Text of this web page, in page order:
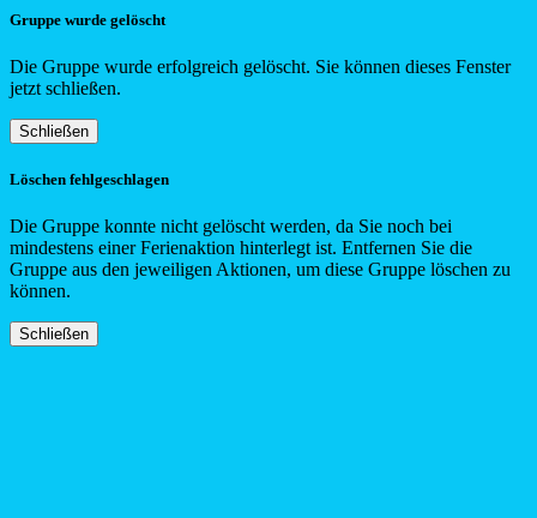
Gruppe wurde gelöscht
Die Gruppe wurde erfolgreich gelöscht. Sie können dieses Fenster
jetzt schließen.
Schließen
Löschen fehlgeschlagen
Die Gruppe konnte nicht gelöscht werden, da Sie noch bei
mindestens einer Ferienaktion hinterlegt ist. Entfernen Sie die
Gruppe aus den jeweiligen Aktionen, um diese Gruppe löschen zu
können.
Schließen